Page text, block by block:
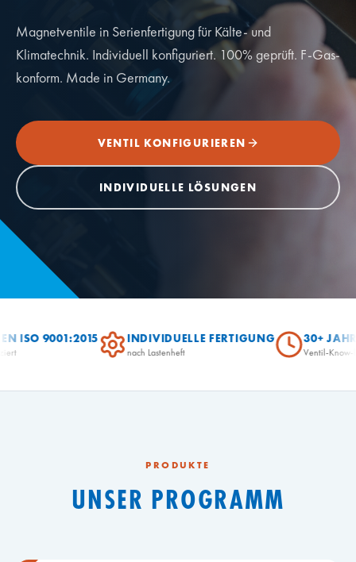
Magnetventile in Serienfertigung für Kälte- und
Klimatechnik. Individuell konfiguriert. 100% geprüft. F-Gas-
konform. Made in Germany.
VENTIL KONFIGURIEREN
INDIVIDUELLE LÖSUNGEN
ISO 9001:2015 INDIVIDUELLE FERTIGUNG
nach Lastenheft
30+ JAHRE
Ventil-Know-
PRODUKTE
UNSER PROGRAMM